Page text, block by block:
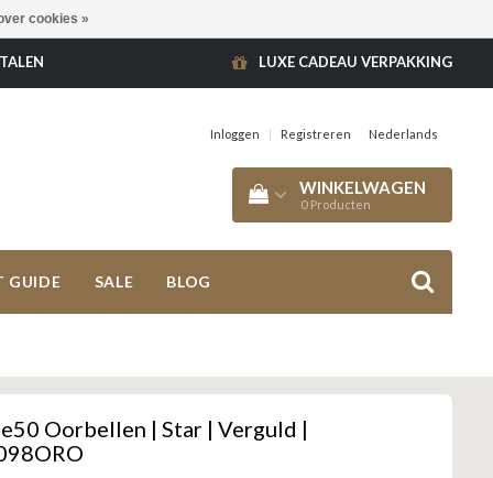
LUXE CADEAU VERPAKKING
Inloggen | Registreren Nederlands
WINKELWAGEN
0 Producten
GUIDE SALE BLOG
Oorbellen | Star | Verguld |
cookies »